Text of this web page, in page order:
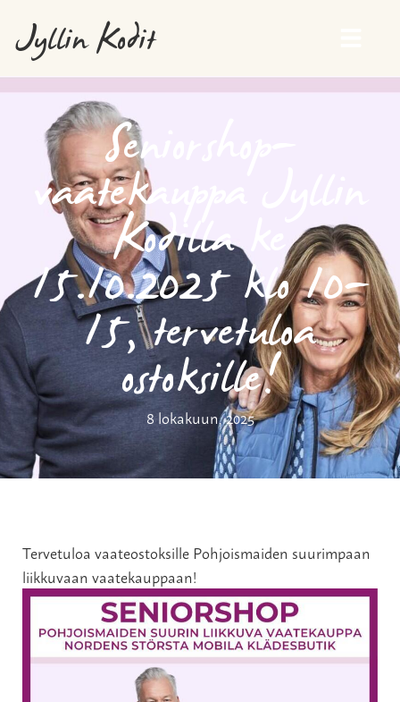
Jyllin Kodit
Seniorshop-
vaatekauppa Jyllin
Kodilla ke
15.10.2025 klo 10-
15, tervetuloa
ostoksille!
8 lokakuun, 2025
Tervetuloa vaateostoksille Pohjoismaiden suurimpaan
liikkuvaan vaatekauppaan!